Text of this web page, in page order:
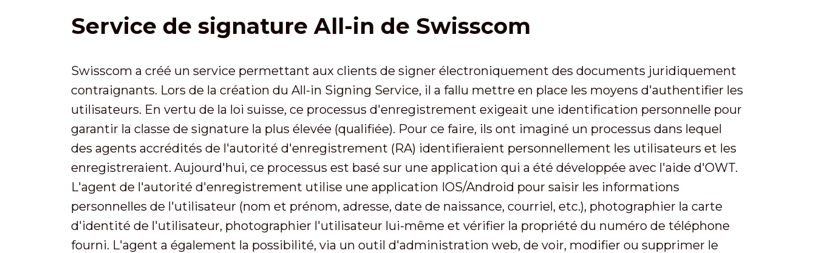
Service de signature All-in de Swisscom
Swisscom a créé un service permettant aux clients de signer électroniquement des documents juridiquement
contraignants. Lors de la création du All-in Signing Service, il a fallu mettre en place les moyens d'authentifier les
utilisateurs. En vertu de la loi suisse, ce processus d'enregistrement exigeait une identification personnelle pour
garantir la classe de signature la plus élevée (qualifiée). Pour ce faire, ils ont imaginé un processus dans lequel
des agents accrédités de l'autorité d'enregistrement (RA) identifieraient personnellement les utilisateurs et les
enregistreraient. Aujourd'hui, ce processus est basé sur une application qui a été développée avec l'aide d'OWT.
L'agent de l'autorité d'enregistrement utilise une application IOS/Android pour saisir les informations
personnelles de l'utilisateur (nom et prénom, adresse, date de naissance, courriel, etc.), photographier la carte
d'identité de l'utilisateur, photographier l'utilisateur lui-même et vérifier la propriété du numéro de téléphone
fourni. L'agent a également la possibilité, via un outil d'administration web, de voir, modifier ou supprimer le